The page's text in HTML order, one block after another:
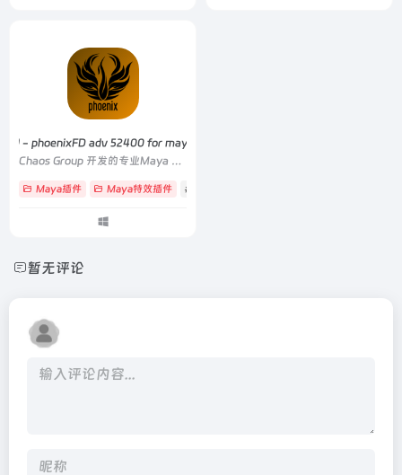
- phoenixFD adv 52400 for maya2023-2026
Chaos Group 开发的专业Maya 流体动力学插件
Maya插件 Maya特效插件 # FLIP
暂无评论